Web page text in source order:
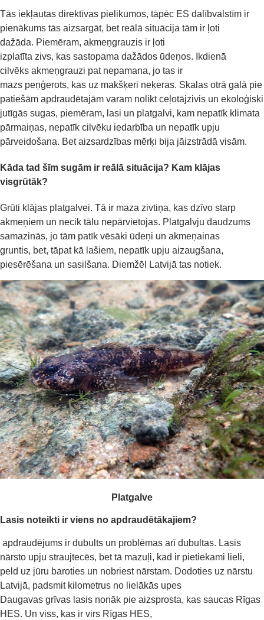
Tās iekļautas direktīvas pielikumos, tāpēc ES dalībvalstīm ir
pienākums tās aizsargāt, bet reālā situācija tām ir ļoti
dažāda. Piemēram, akmeņgrauzis ir ļoti
izplatīta zivs, kas sastopama dažādos ūdeņos. Ikdienā
cilvēks akmeņgrauzi pat nepamana, jo tas ir
mazs peņģerots, kas uz makšķeri neķeras. Skalas otrā galā pie
patiešām apdraudētajām varam noliktce otājzivis un ekoloģiski
jutīgās sugas, piemēram, lasi un platgalvi, kam nepatīk klimata
pārmaiņas, nepatīk cilvēku iedarbība un nepatīk upju
pārveidošana. Betaizsardzības mērķi bija jāizstrādā visām.
Kāda tad šīm sugām ir reālā situācija? Kam klājas
visgrūtāk?
Grūti klājas platgalvei. Tā ir maza zivtiņa, kas dzīvo starp
akmeņiem un necik tālu nepārvietojas. Platgalvju daudzums
samazinās, jo tām patīk vēsāki ūdeņi un akmeņainas
gruntis, bet, tāpat kā lašiem, nepatīk upju aizaugšana,
piesērēšana un sasil šana. Diemžēl Latvijā tas notiek.
Platgalve
Lasis noteikti ir viens no apdraudētākajiem?
apdraudējums ir dubults un problēmas arī dubultas. Lasis
nārsto upju straujtecēs, bet tā mazuļi, kad ir pietiekami lieli,
peld uz jūru baroties un nobriest nārstam. Dodoties uz nārstu
Latvijā, padsmitkilometrus no lielākās upes
Daugavas grīvas lasis nonāk pie aizsprosta, kas saucas Rīgas
HES. Un viss, kas ir virs Rīgas HES,